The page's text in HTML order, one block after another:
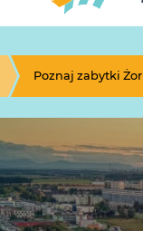
Poznaj zabytki Żor